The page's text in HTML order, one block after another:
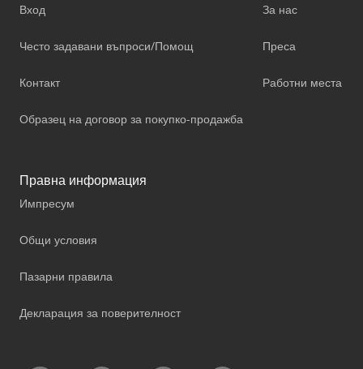
Вход
Често задавани въпроси/Помощ
Контакт
Образец на договор за покупко-продажба
За нас
Преса
Работни места
Правна информация
Импресум
Общи условия
Пазарни правила
Декларация за поверителност